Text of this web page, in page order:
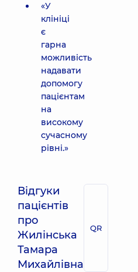
«У
клініці
є
гарна
можливість
надавати
допомогу
пацієнтам
на
високому
сучасному
рівні.»
Відгуки
пацієнтів
про
Жилінська
Тамара
Михайлівна
QR